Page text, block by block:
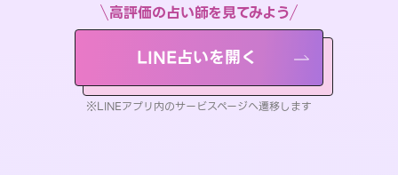
高評価の占い師を見てみよう
LINE占いを開く
※LINEアプリ内のサービスページへ遷移します